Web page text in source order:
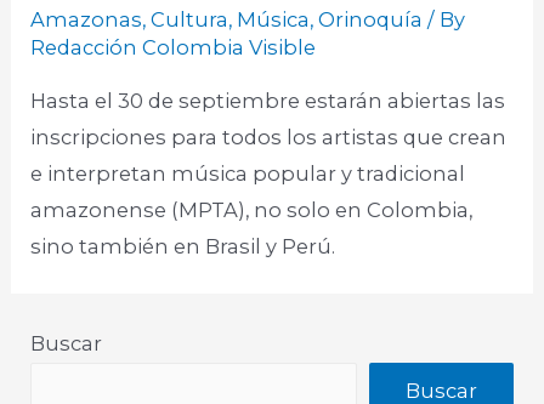
Amazonas,Cultura, Música,Orinoquía / By
Redacción Colombia Visible
Hasta el 30 de septiembre estarán abiertas las
inscripciones para todos los artistas que crean
e interpretan música popular y tradicional
amazonense (MPTA), no solo en Colombia,
sino también en Brasil y Perú.​
Buscar
Buscar